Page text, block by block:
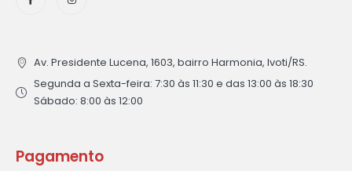
Av. Presidente Lucena, 1603, bairro Harmonia, Ivoti/RS.
Segunda a Sexta-feira: 7:30 às 11:30 e das 13:00 às 18:30
Sábado: 8:00 às 12:00
Pagamento